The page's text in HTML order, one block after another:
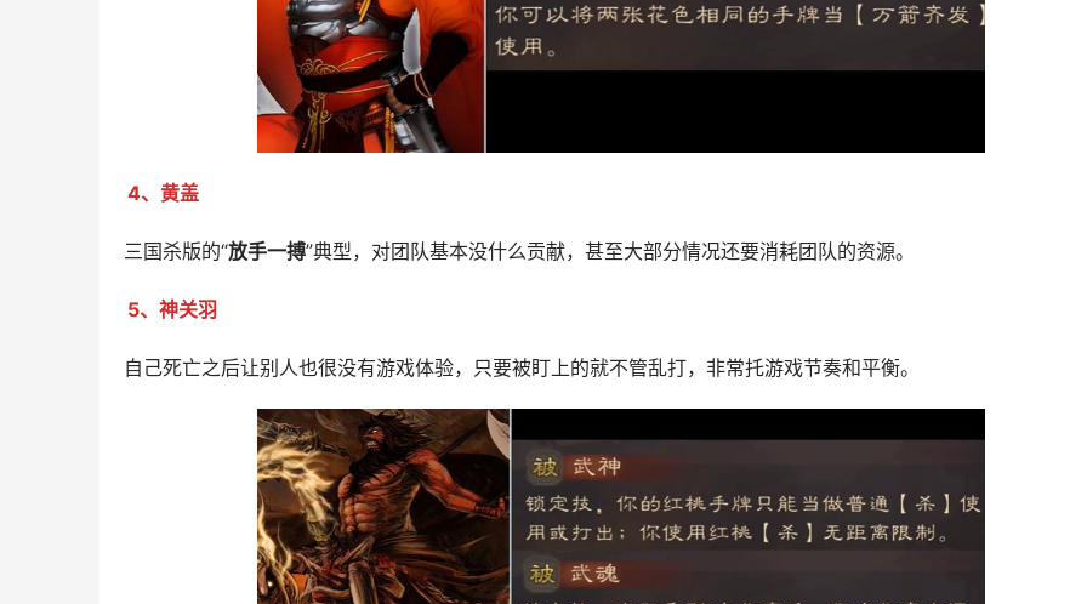
4、黄盖
三国杀版的“放手一搏”典型，对团队基本没什么贡献，甚至大部分情况还要消耗团队的资源。
5、神关羽
自己死亡之后让别人也很没有游戏体验，只要被盯上的就不管乱打，非常托游戏节奏和平衡。